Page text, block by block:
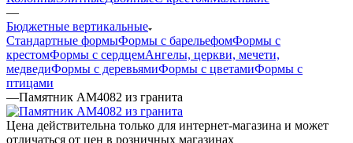
—
Бюджетные вертикальные
Стандартные формыФормы с барельефомФормы с
крестомФормы с сердцемАнгелы, церкви, мечети,
медведиФормы с деревьямиФормы с цветамиФормы с
птицами
—Памятник AM4082 из гранита
Цена действительна только для интернет-магазина и может
отличаться от цен в розничных магазинах